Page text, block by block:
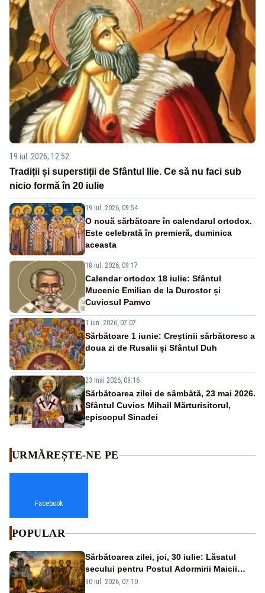
19 iul. 2026, 12:52
Tradiții și superstiții de Sfântul Ilie. Ce să nu faci sub
nicio formă în 20 iulie
19 iul. 2026, 09:54
O nouă sărbătoare în calendarul ortodox.
Este celebrată în premieră, duminica
aceasta
18 iul. 2026, 09:17
Calendar ortodox 18 iulie: Sfântul
Mucenic Emilian de la Durostor și
Cuviosul Pamvo
1 iun. 2026, 07:07
Sărbătoare 1 iunie: Creștinii sărbătoresc a
doua zi de Rusalii și Sfântul Duh
23 mai 2026, 09:16
Sărbătoarea zilei de sâmbătă, 23 mai 2026.
Sfântul Cuvios Mihail Mărturisitorul,
episcopul Sinadei
URMĂREȘTE-NE PE
Facebook
POPULAR
Sărbătoarea zilei, joi, 30 iulie: Lăsatul
secului pentru Postul Adormirii Maicii
Domnului și Sfântul Valentin
30 iul. 2026, 07:10